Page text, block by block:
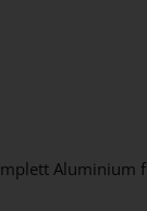
Aluminium